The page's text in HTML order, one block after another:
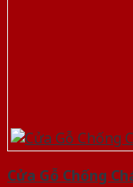
Cửa Gỗ Chống